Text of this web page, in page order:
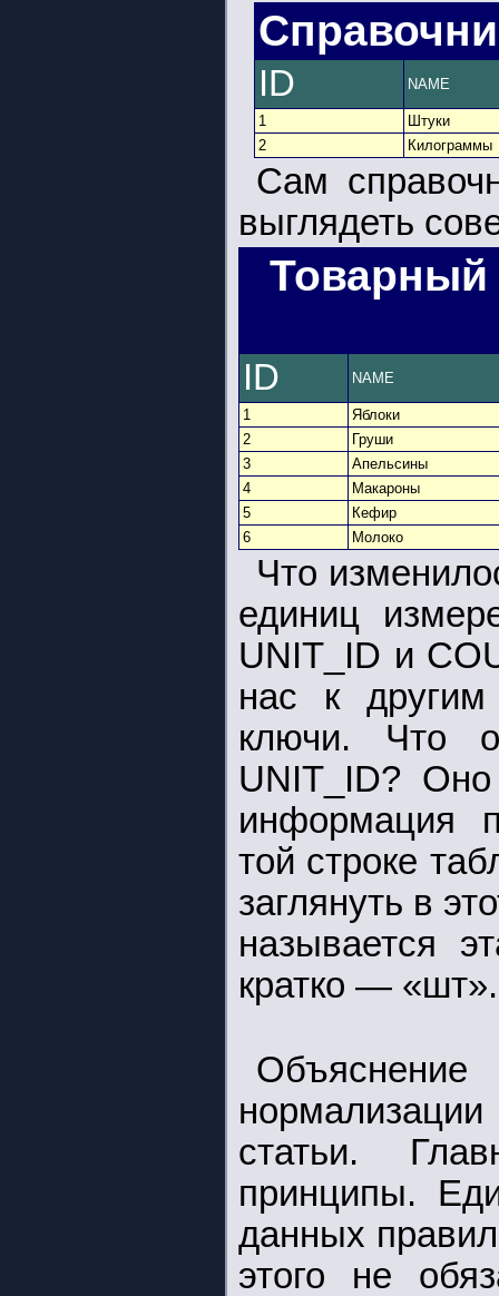
ID NAME
1
Штуки
2
Килограммы
Сам
выглядеть
Товарный
ID NAME
1
Яблоки
2
Груши
3
Апельсины
4
Макароны
5
Кефир
6
Молоко
Что
единиц
UNIT_ID и
нас к
ключи. Что
UNIT_ID?
информация
той строке
заглянуть в
называется
кратко — «шт».
статьи.
принципы.
данных
этого не